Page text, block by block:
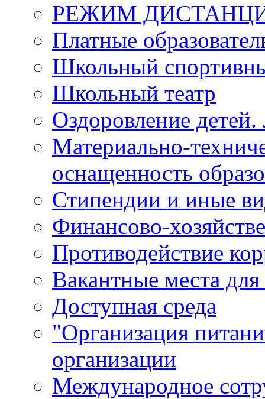
РЕЖИМ
Платные
Школьный
Школьный театр
Оздоровление детей.
Материально-
оснащенность
Стипендии и иные
Финансово-
Противодействие
Вакантные места
Доступная среда
"Организация
организации
Международное